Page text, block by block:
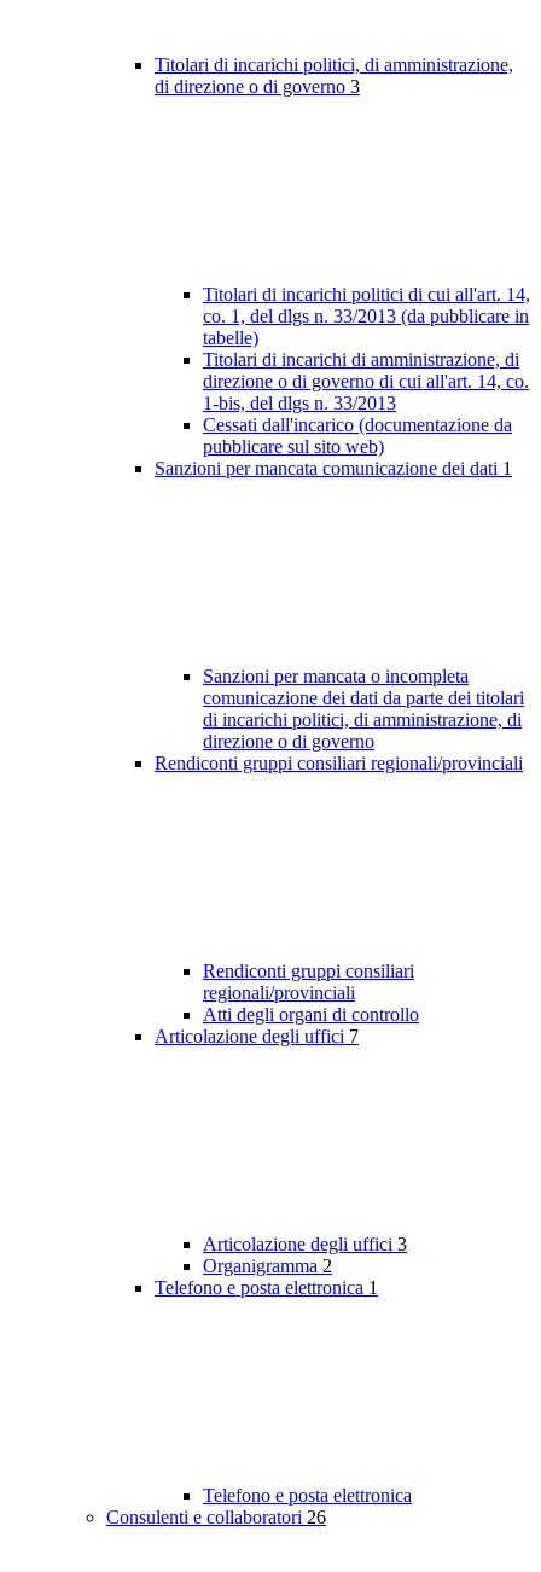
Titolari di incarichi politici, di amministrazione,
di direzione o di governo 3
Titolari di incarichi politici di cui all'art. 14,
co. 1, del dlgs n. 33/2013 (da pubblicare in
tabelle)
Titolari di incarichi di amministrazione, di
direzione o di governo di cui all'art. 14, co.
1-bis, del dlgs n. 33/2013
Cessati dall'incarico (documentazione da
pubblicare sul sito web)
Sanzioni per mancata comunicazione dei dati 1
Sanzioni per mancata o incompleta
comunicazione dei dati da parte dei titolari
di incarichi politici, di amministrazione, di
direzione o di governo
Rendiconti gruppi consiliari regionali/provinciali
Rendiconti gruppi consiliari
regionali/provinciali
Atti degli organi di controllo
Articolazione degli uffici 7
Articolazione degli uffici 3
Organigramma 2
Telefono e posta elettronica 1
Telefono e posta elettronica
Consulenti e collaboratori 26